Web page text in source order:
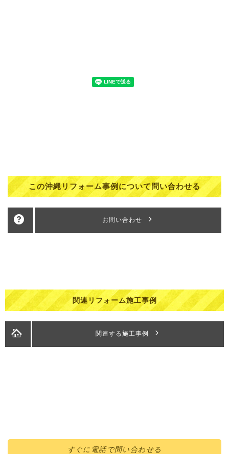
この沖縄リフォーム事例について問い合わせる
お問い合わせ
関連リフォーム施工事例
関連する施工事例
すぐに 電話で問い合わせる